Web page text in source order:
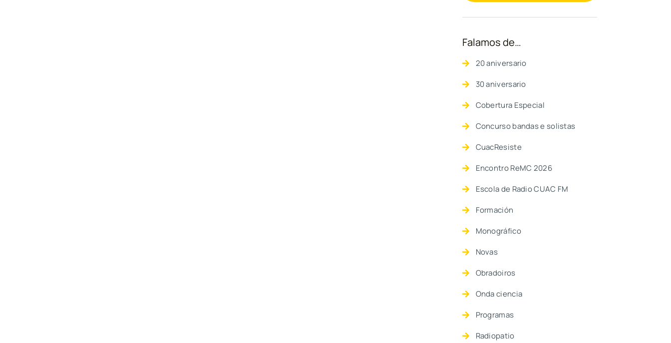
Falamos de…
20 aniversario
30 aniversario
Cobertura Especial
Concurso bandas e solistas
CuacResiste
Encontro ReMC 2026
Escola de Radio CUAC FM
Formación
Monográfico
Novas
Obradoiros
Onda ciencia
Programas
Radiopatio